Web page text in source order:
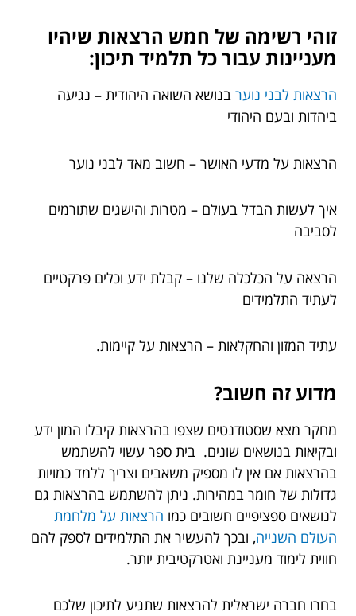
זוהי רשימה של חמש הרצאות שיהיו
מעניינות עבור כל תלמיד תיכון:
הרצאות לבני נוער בנושא השואה היהודית – נגיעה
ביהדות ובעם היהודי
הרצאות על מדעי האושר – חשוב מאד לבני נוער
איך לעשות הבדל בעולם – מטרות והישגים שתורמים
לסביבה
הרצאה על הכלכלה שלנו – קבלת ידע וכלים פרקטיים
לעתיד התלמידים
עתיד המזון והחקלאות – הרצאות על קיימות.
מדוע זה חשוב?
מחקר מצא שסטודנטים שצפו בהרצאות קיבלו המון ידע
ובקיאות בנושאים שונים. בית ספר עשוי להשתמש
בהרצאות אם אין לו מספיק משאבים וצריך ללמד כמויות
גדולות של חומר במהירות. ניתן להשתמש בהרצאות גם
לנושאים ספציפיים חשובים כמו הרצאות על מלחמת
העולם השנייה, ובכך להעשיר את התלמידים לספק להם
חווית לימוד מעניינת ואטרקטיבית יותר.
בחרו חברה ישראלית להרצאות שתגיע לתיכון שלכם